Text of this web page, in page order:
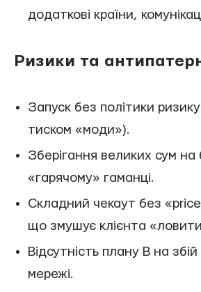
додаткові країни,
Ризики та
Запуск без політики ризику
тиском «моди»).
Зберігання великих сум на
«гарячому» гаманці.
Складний чекаут без
що змушує клієнта
Відсутність плану B на
мережі.